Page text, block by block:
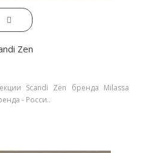
Zen
Scandi Zen бренда Milassa
- Росси..